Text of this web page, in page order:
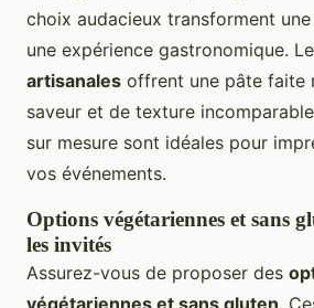
choix audacieux transforment
une expérience gastronomique.
artisanales offrent une pâte faite
saveur et de texture
sur mesure sont idéales pour
vos événements.
Options végétariennes et sans
les invités
Assurez-vous de proposer des
végétariennes et sans gluten.